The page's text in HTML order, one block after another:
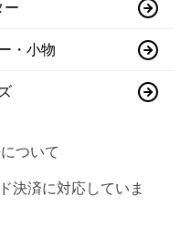
ー
・小物
ついて
決済に対応していま